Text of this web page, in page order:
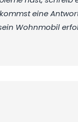
eine
Wohnmobil